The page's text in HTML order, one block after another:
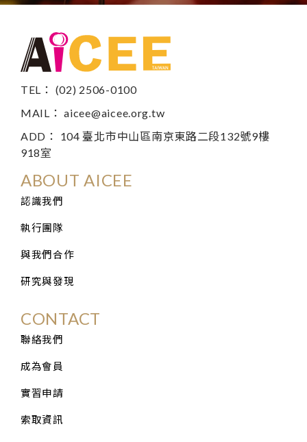
TEL： (02) 2506-0100
MAIL：aicee@aicee.org.tw
ADD： 104 臺北市中山區南京東路二段132號9樓
918室
ABOUT AICEE
認識我們
執行團隊
與我們合作
研究與發現
CONTACT
聯絡我們
成為會員
實習申請
索取資訊